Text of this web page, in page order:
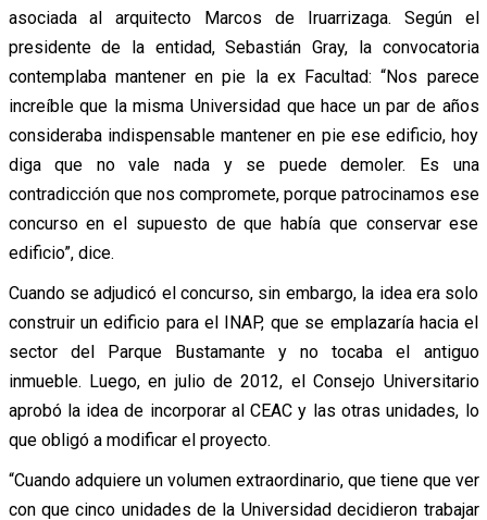
asociada al arquitecto Marcos de Iruarrizaga. Según el
presidente de la entidad, Sebastián Gray, la convocatoria
contemplaba mantener en pie la ex Facultad: “Nos parece
increíble que la misma Universidad que hace un par de años
consideraba indispensable mantener en pie ese edificio, hoy
diga que no vale nada y se puede demoler. Es una
contradicción que nos compromete, porque patrocinamos ese
concurso en el supuesto de que había que conservar ese
edificio”, dice.
Cuando se adjudicó el concurso, sin embargo, la idea era solo
construir un edificio para el INAP, que se emplazaría hacia el
sector del Parque Bustamante y no tocaba el antiguo
inmueble. Luego, en julio de 2012, el Consejo Universitario
aprobó la idea de incorporar al CEAC y las otras unidades, lo
que obligó a modificar el proyecto.
“Cuando adquiere un volumen extraordinario, que tiene que ver
con que cinco unidades de la Universidad decidieron trabajar